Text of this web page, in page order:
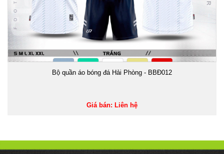
Bộ quần áo bóng đá Hải Phòng - BBĐ012
Giá bán: Liên hệ